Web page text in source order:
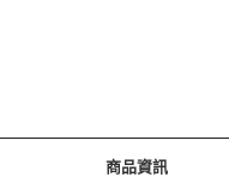
商品資訊